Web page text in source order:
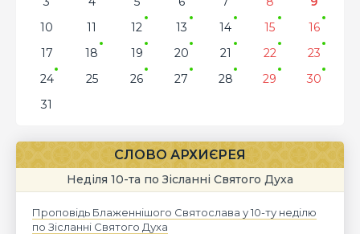
10
11 12 13 14 15
16
17
18 19 20 21 22
23
24
25 26 27 28 29
30
31
СЛОВО АРХИЄРЕЯ
Неділя 10-та по Зісланні Святого Духа
Проповідь Блаженнішого Святослава у 10-ту неділю
по Зісланні Святого Духа